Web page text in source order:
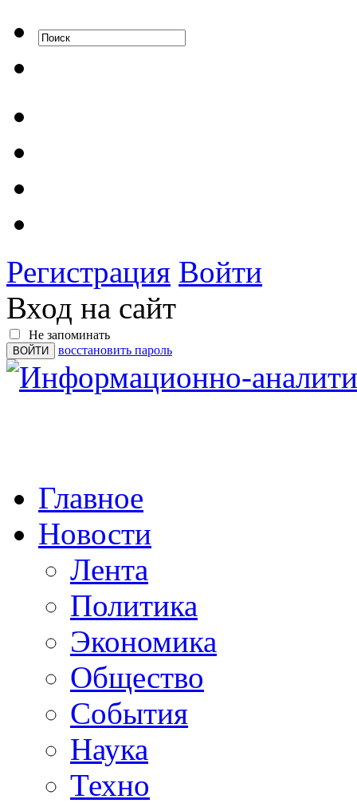
Регистрация Войти
Вход на сайт
Не запоминать
восстановить пароль
Главное
Новости
Лента
Политика
Экономика
Общество
События
Наука
Техно